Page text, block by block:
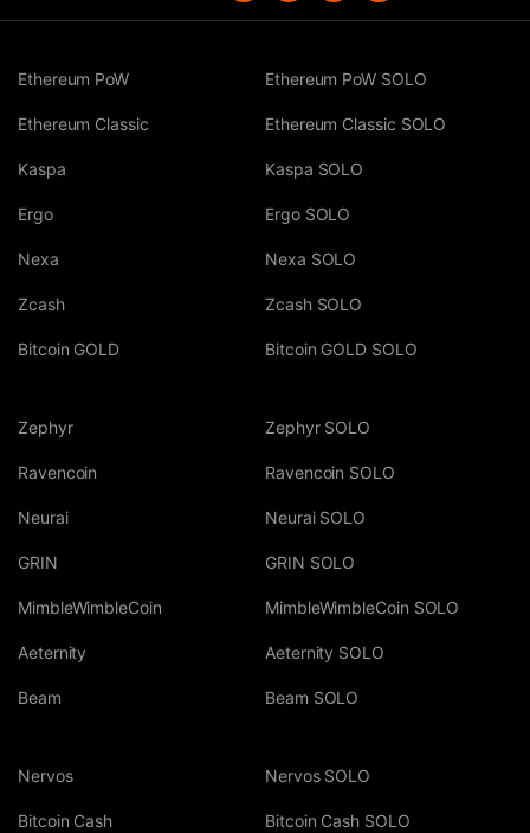
Ethereum PoW
Ethereum Classic
Kaspa
Ergo
Nexa
Zcash
Bitcoin GOLD
Ethereum PoW SOLO
Ethereum Classic SOLO
Kaspa SOLO
Ergo SOLO
Nexa SOLO
Zcash SOLO
Bitcoin GOLD SOLO
Zephyr
Ravencoin
Neurai
GRIN
MimbleWimbleCoin
Aeternity
Beam
Zephyr SOLO
Ravencoin SOLO
Neurai SOLO
GRIN SOLO
MimbleWimbleCoin SOLO
Aeternity SOLO
Beam SOLO
Nervos
Bitcoin Cash
Nervos SOLO
Bitcoin Cash SOLO